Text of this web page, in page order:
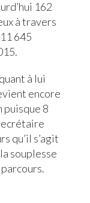
162
à travers
645
à lui
encore
8
qu’il s’agit
souplesse